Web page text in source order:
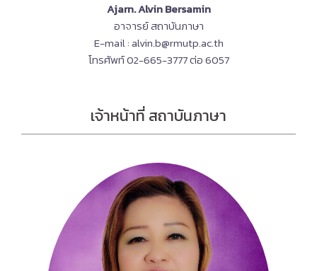
Ajarn. Alvin Bersamin
อาจารย์ สถาบันภาษา
E-mail : alvin.b@rmutp.ac.th
โทรศัพท์ 02-665-3777 ต่อ 6057
เจ้าหน้าที่ สถาบันภาษา